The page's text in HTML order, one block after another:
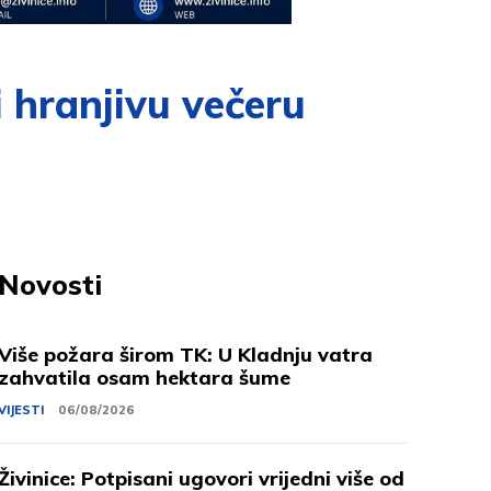
večeru
požara širom TK: U Kladnju vatra
osam hektara šume
06/08/2026
Potpisani ugovori vrijedni više od